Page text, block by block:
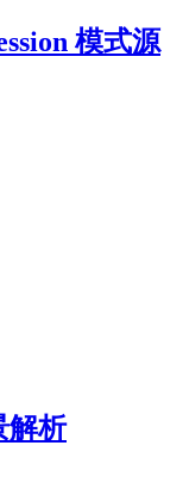
模式源
解析